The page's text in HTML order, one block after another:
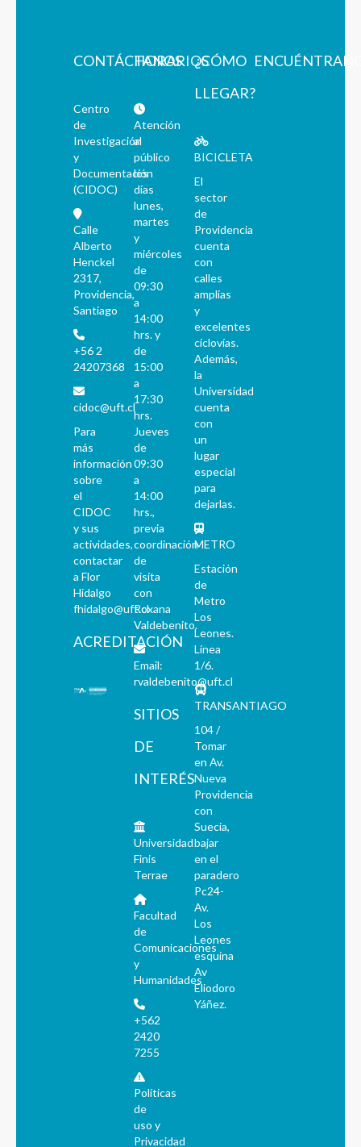
CONTÁCTANOS
Centro
de
Investigación
y
Documentación
(CIDOC)
Calle
Alberto
Henckel
2317,
Providencia,
Santiago
+56 2
24207368
cidoc@uft.cl
Para
más
información
sobre
el
CIDOC
y sus
actividades,
contactar
a Flor
Hidalgo
fhidalgo@uft.cl
ACREDITACIÓN
HORARIOS
Atención
al
público
los
días
lunes,
martes
y
miércoles
de
09:30
a
14:00
hrs. y
de
15:00
a
17:30
hrs.
Jueves
de
09:30
a
14:00
hrs.,
previa
coordinación
de
visita
con
Roxana
Valdebenito.
Email:
rvaldebenito@uft.cl
SITIOS
DE
INTERÉS
Universidad
Finis
Terrae
Facultad
de
Comunicaciones
y
Humanidades
+562
2420
7255
Políticas
de
uso y
Privacidad
¿CÓMO
LLEGAR?
BICICLETA
El
sector
de
Providencia
cuenta
con
calles
amplias
y
excelentes
ciclovías.
Además,
la
Universidad
cuenta
con
un
lugar
especial
para
dejarlas.
METRO
Estación
de
Metro
Los
Leones.
Línea
1/6.
TRANSANTIAGO
104 /
Tomar
en Av.
Nueva
Providencia
con
Suecia,
bajar
en el
paradero
Pc24-
Av.
Los
Leones
esquina
Av
Eliodoro
Yáñez.